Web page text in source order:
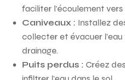
faciliter l’écoulement
Caniveaux : Installez
collecter et évacuer
drainage.
Puits perdus : Créez